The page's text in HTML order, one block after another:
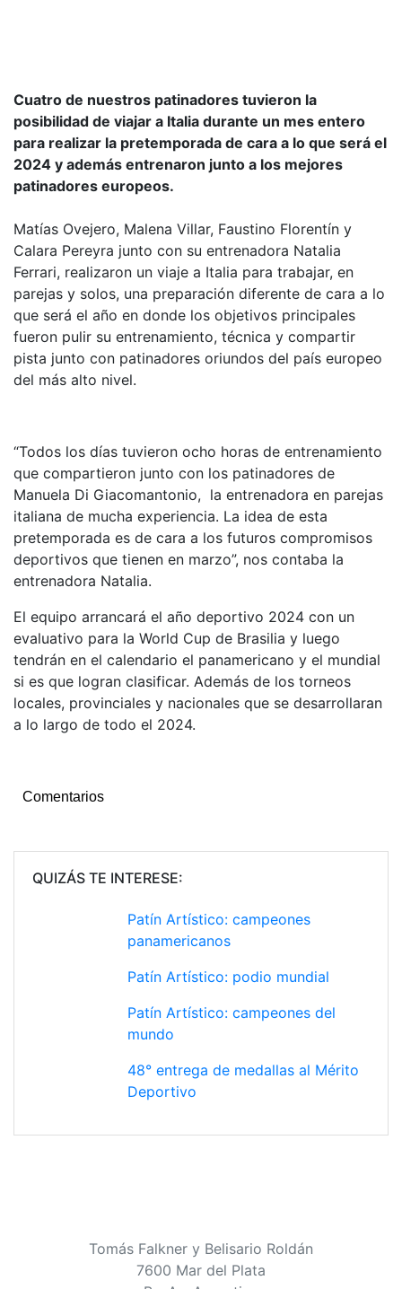
Cuatro de nuestros patinadores tuvieron la
posibilidad de viajar a Italia durante un mes entero
para realizar la pretemporada de cara a lo que será el
2024 y además entrenaron junto a los mejores
patinadores europeos.
Matías Ovejero, Malena Villar, Faustino Florentín y
Calara Pereyra junto con su entrenadora Natalia
Ferrari, realizaron un viaje a Italia para trabajar, en
parejas y solos, una preparación diferente de cara a lo
que será el año en donde los objetivos principales
fueron pulir su entrenamiento, técnica y compartir
pista junto con patinadores oriundos del país europeo
del más alto nivel.
“Todos los días tuvieron ocho horas de entrenamiento
que compartieron junto con los patinadores de
Manuela Di Giacomantonio, la entrenadora en parejas
italiana de mucha experiencia. La idea de esta
pretemporada es de cara a los futuros compromisos
deportivos que tienen en marzo”, nos contaba la
entrenadora Natalia.
El equipo arrancará el año deportivo 2024 con un
evaluativo para la World Cup de Brasilia y luego
tendrán en el calendario el panamericano y el mundial
si es que logran clasificar. Además de los torneos
locales, provinciales y nacionales que se desarrollaran
a lo largo de todo el 2024.
Comentarios
QUIZÁS TE INTERESE:
Patín Artístico: campeones
panamericanos
Patín Artístico: podio mundial
Patín Artístico: campeones del
mundo
48° entrega de medallas al Mérito
Deportivo
Tomás Falkner y Belisario Roldán
7600 Mar del Plata